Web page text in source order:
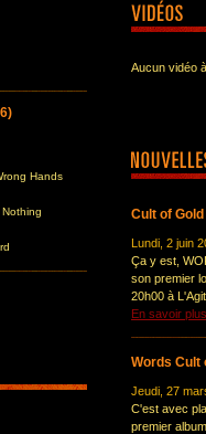
Hands
Aucun vidéo
Cult of Gold
Lundi, 2 juin
Ça y est,
son premier
20h00 à
En savoir plus
Words Cult
Jeudi, 27
C'est avec
premier